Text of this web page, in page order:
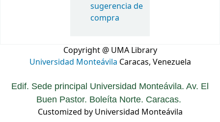
sugerencia de
compra
Copyright @ UMA Library
Universidad Monteávila Caracas, Venezuela
Edif. Sede principal Universidad Monteávila. Av. El
Buen Pastor. Boleíta Norte. Caracas.
Customized by Universidad Monteávila